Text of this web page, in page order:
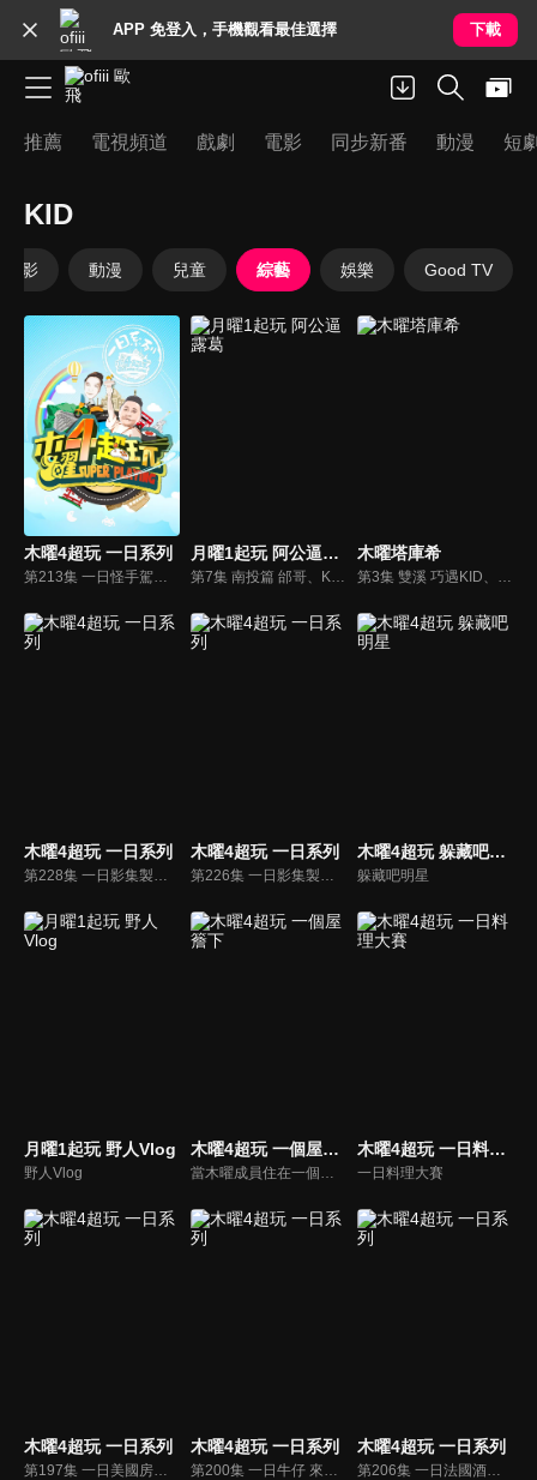
APP 免登入，手機觀看最佳選擇 下載
推薦 電視頻道 戲劇 電影 同步新番 動漫 短
KID
電影 動漫 兒童 綜藝 娛樂 Good TV
木曜4超玩 一日系列
第213集 一日怪手駕駛 邰哥和 KID實現男人的夢想，這次駕駛挖土機拆房子了！
月曜1起玩 阿公逼露葛
第7集 南投篇 邰哥、KID、泱泱和瑪利亞到南投挑戰登山！
木曜塔庫希
第3集 雙溪 巧遇KID、明星臉帥司機伴遊！整集都是Set的？邰哥隨性旅遊到底還會碰到什麼驚喜？
木曜4超玩 一日系列 木曜4超玩 一日系列 木曜4超玩 躲藏吧明星
躲藏吧明星
月曜1起玩 野人Vlog
野人Vlog
木曜4超玩 一個屋簷下 木曜4超玩 一日料理大賽
一日料理大賽
木曜4超玩 一日系列
第197集 一日美國房仲 木曜來到美國找莎白，到底是當房仲還是看房？
木曜4超玩 一日系列
第200集 一日牛仔 來美國西部牧場帥一波！這三天的體驗太充實了～牛仔真的好忙好忙 feat. 莎白
木曜4超玩 一日系列
第206集 一日法國酒莊 邰哥、KID來到法國酒莊拍攝最享受的一日？葡萄酒原來是這樣來的！